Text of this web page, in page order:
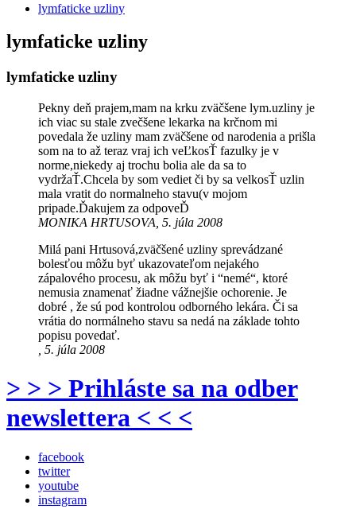
lymfaticke uzliny
lymfaticke uzliny
lymfaticke uzliny
Pekny deň prajem,mam na krku zväčšene lym.uzliny je
ich viac su stale zvečšene lekarka na krčnom mi
povedala že uzliny mam zväčšene od narodenia a prišla
som na to až teraz vraj ich veĽkosŤ fazulky je v
norme,niekedy aj trochu bolia ale da sa to
vydržaŤ.Chcela by som vediet či by sa velkosŤ uzlin
mala vratit do normalneho stavu(v mojom
pripade.Ďakujem za odpoveĎ
MONIKA HRTUSOVA, 5. júla 2008
Milá pani Hrtusová,zväčšené uzliny sprevádzané
bolesťou môžu byť ukazovateľom nejakého
zápalového procesu, ak môžu byť i “nemé“, ktoré
nemusia znamenať žiadne vážnejšie ochorenie. Je
dobré , že sú pod kontrolou odborného lekára. Či sa
vrátia do normálneho stavu sa nedá na základe tohto
popisu povedať.
, 5. júla 2008
> > > Prihláste sa na odber
newslettera < < <
facebook
twitter
youtube
instagram